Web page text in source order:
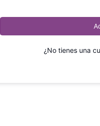
¿No tienes una